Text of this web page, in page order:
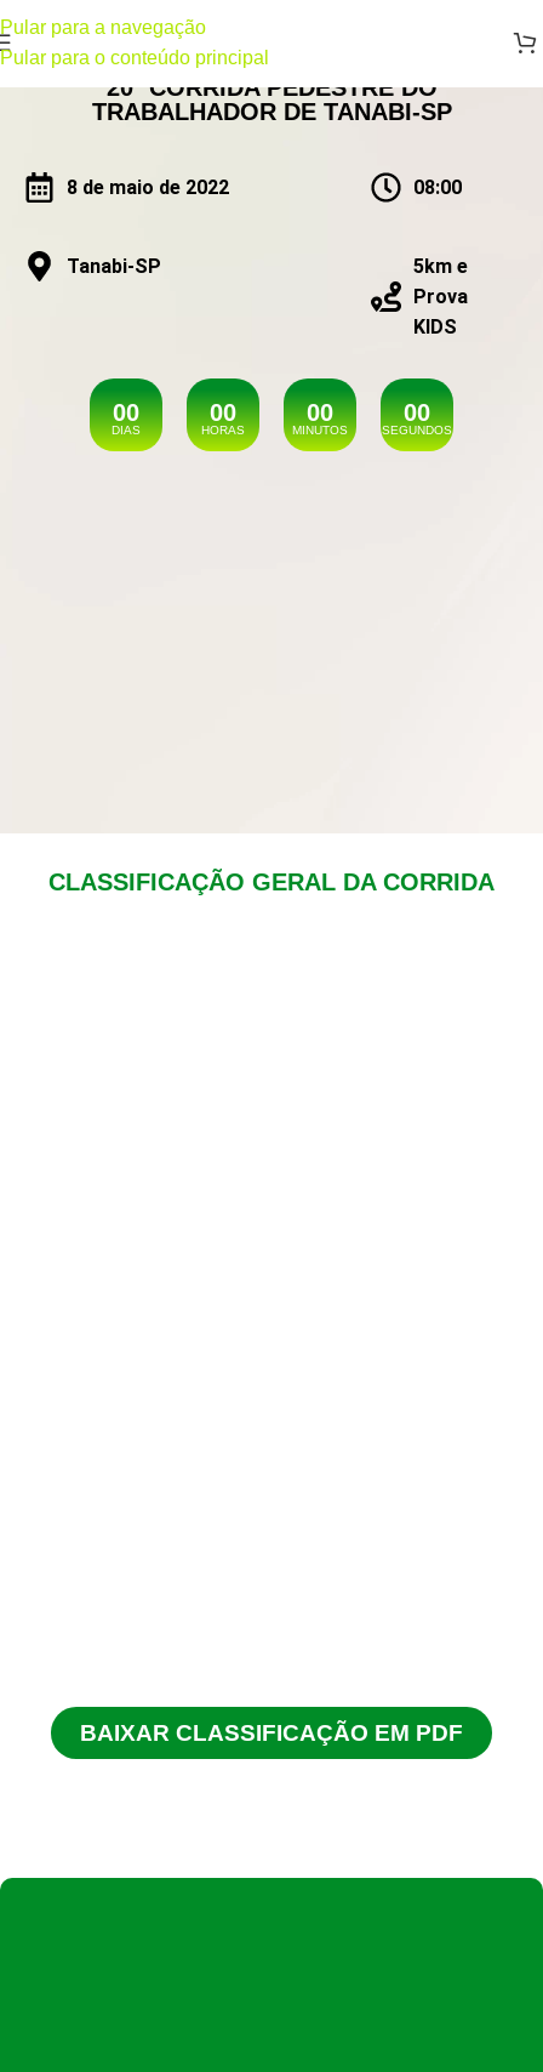
Pular para a navegação
Pular para o conteúdo principal
20ª CORRIDA PEDESTRE DO
TRABALHADOR DE TANABI-SP
8 de maio de 2022 08:00
Tanabi-SP
5km e
Prova
KIDS
00
DIAS
00
HORAS
00
MINUTOS
00
SEGUNDOS
CLASSIFICAÇÃO GERAL DA CORRIDA
BAIXAR CLASSIFICAÇÃO EM PDF